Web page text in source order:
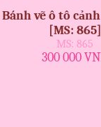
Bánh vẽ ô tô
[MS: 865]
MS: 865
300 000